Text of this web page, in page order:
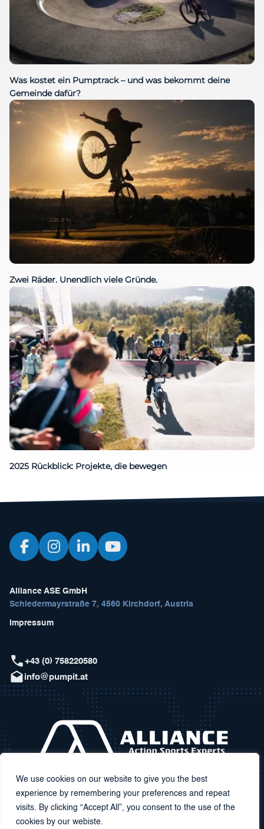
We use cookies on our website to give you the best
experience by remembering your preferences and repeat
visits. By clicking “Accept All”, you consent to the use of the
cookies by our webiste.
Was kostet ein Pumptrack – und was bekommt deine
Gemeinde dafür?
Zwei Räder. Unendlich viele Gründe.
2025 Rückblick: Projekte, die bewegen
Alliance ASE GmbH
Schiedermayrstraße 7, 4560 Kirchdorf, Austria
Impressum
+43 (0) 758220580
info@pumpit.at